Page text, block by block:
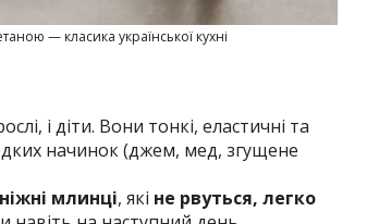
— класика української кухні
і діти. Вони тонкі, еластичні та
начинок (джем, мед, згущене
млинці, які не рвуться, легко